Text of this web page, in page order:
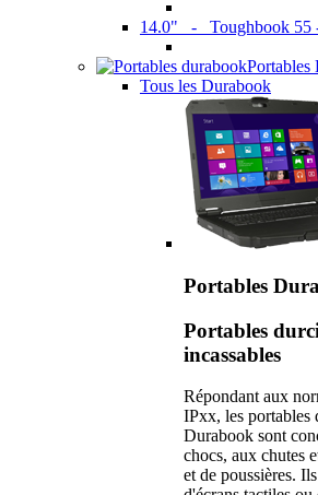
14.0" - Toughbook 55
Portables
Tous les Durabook
Portables
Portables
incassables
Répondant aux
IPxx, les portables
Durabook sont
chocs, aux chutes
et de poussières.